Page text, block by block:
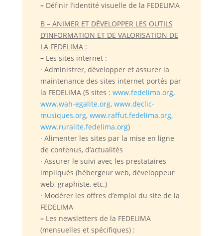
–Définir l’identité visuelle de la FEDELIMA
B – ANIMER ET DÉVELOPPER LES OUTILS
D’INFORMATION ET DE VALORISATION DE
LA FEDELIMA :
–Les sites internet :
· Administrer, développer et assurer la
maintenance des sites internet portés par
la FEDELIMA (5 sites : www.fedelima.org,
www.wah-egalite.org, www.declic-
musiques.org, www.raffut.fedelima.org,
www.ruralite.fedelima.org)
· Alimenter les sites par la mise en ligne
de contenus, d’actualités
· Assurer le suivi avec les prestataires
impliqués (hébergeur web, développeur
web, graphiste, etc.)
· Modérer les offres d’emploi du site de la
FEDELIMA
–Les newsletters de la FEDELIMA
(mensuelles et spécifiques) :